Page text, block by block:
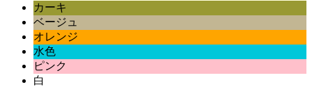
カーキ
ベージュ
オレンジ
水色
ピンク
白